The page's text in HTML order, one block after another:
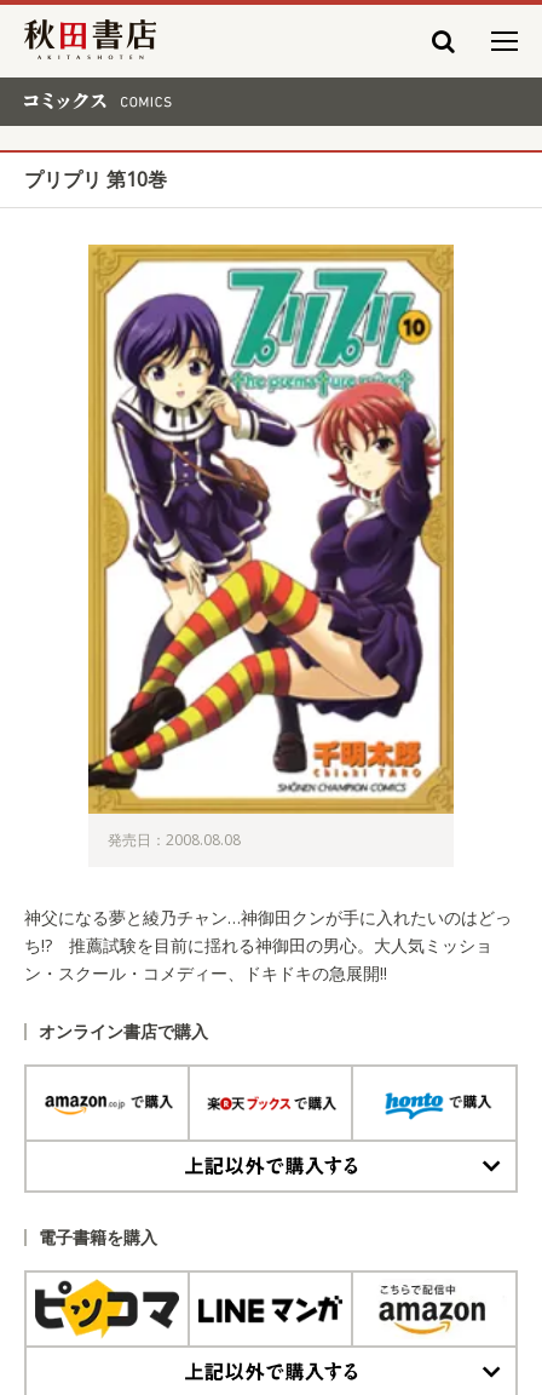
秋田書店
プリプリ 第10巻
発売日：2008.08.08
神父になる夢と綾乃チャン…神御田クンが手に入れたいのはどっ
ち!? 推薦試験を目前に揺れる神御田の男心。大人気ミッショ
ン・スクール・コメディー、ドキドキの急展開!!
オンライン書店で購入
電子書籍を購入